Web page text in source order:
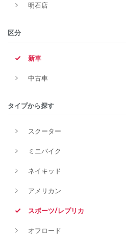
明石店
区分
新車
中古車
タイプから探す
スクーター
ミニバイク
ネイキッド
アメリカン
スポーツ/レプリカ
オフロード
メーカー
排気量